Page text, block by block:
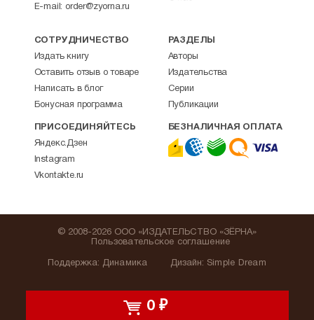
0 ₽
E-mail: order@zyorna.ru
СОТРУДНИЧЕСТВО
Издать книгу
Оставить отзыв о товаре
Написать в блог
Бонусная программа
РАЗДЕЛЫ
Авторы
Издательства
Серии
Публикации
ПРИСОЕДИНЯЙТЕСЬ
Яндекс.Дзен
Instagram
Vkontakte.ru
БЕЗНАЛИЧНАЯ ОПЛАТА
Поддержка: Динамика
© 2008-2026 ООО «ИЗДАТЕЛЬСТВО «ЗЁРНА»
Пользовательское соглашение
Дизайн: Simple Dream